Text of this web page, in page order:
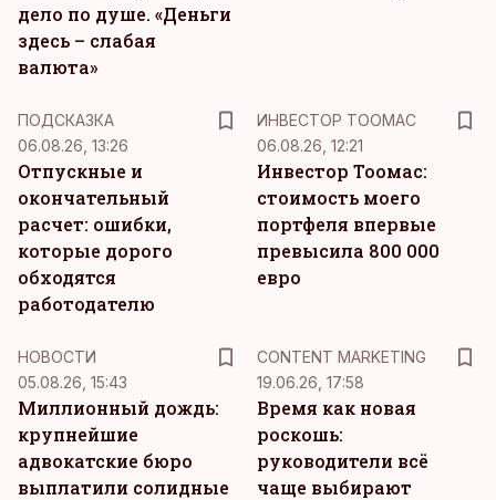
дело по душе. «Деньги
здесь – слабая
валюта»
ПОДСКАЗКА
06.08.26, 13:26
Отпускные и
окончательный
расчет: ошибки,
которые дорого
обходятся
работодателю
ИНВЕСТОР ТООМАС
06.08.26, 12:21
Инвестор Тоомас:
стоимость моего
портфеля впервые
превысила 800 000
евро
НОВОСТИ
05.08.26, 15:43
Миллионный дождь:
крупнейшие
адвокатские бюро
выплатили солидные
CONTENT MARKETING
19.06.26, 17:58
Время как новая
роскошь:
руководители всё
чаще выбирают